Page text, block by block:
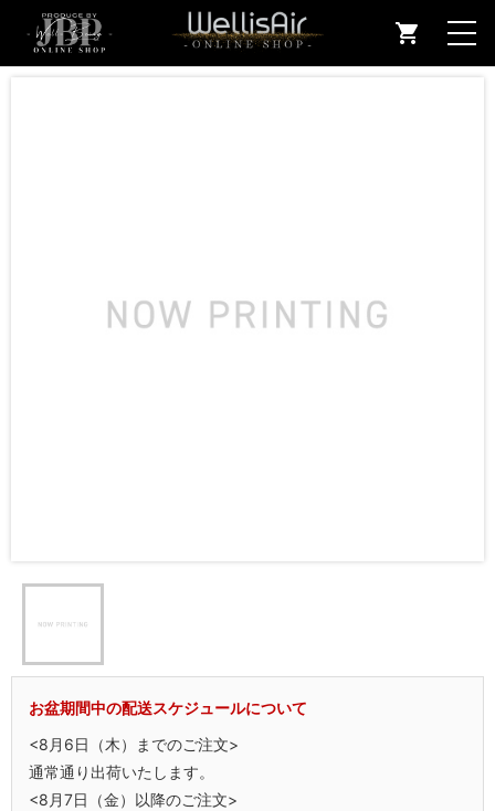
お盆期間中の配送スケジュールについて
<8月6日（木）までのご注文>
通常通り出荷いたします。
<8月7日（金）以降のご注文>